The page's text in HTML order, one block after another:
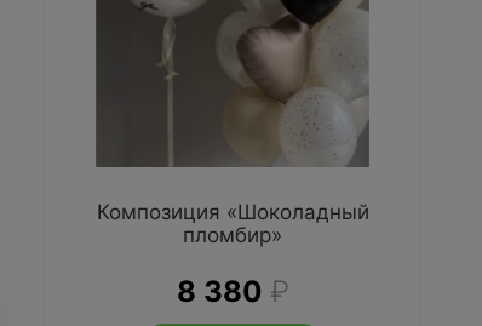
Композиция «Шоколадный
пломбир»
8 380 ₽